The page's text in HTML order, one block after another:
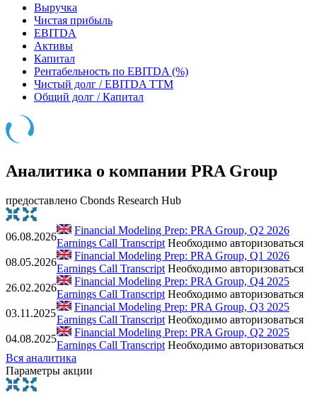
Выручка
Чистая прибыль
EBITDA
Активы
Капитал
Рентабельность по EBITDA (%)
Чистый долг / EBITDA TTM
Общий долг / Капитал
Аналитика о компании PRA Group
предоставлено Cbonds Research Hub
06.08.2026
Financial Modeling Prep: PRA Group, Q2 2026
Earnings Call Transcript Необходимо авторизоваться
08.05.2026
Financial Modeling Prep: PRA Group, Q1 2026
Earnings Call Transcript Необходимо авторизоваться
26.02.2026
Financial Modeling Prep: PRA Group, Q4 2025
Earnings Call Transcript Необходимо авторизоваться
03.11.2025
Financial Modeling Prep: PRA Group, Q3 2025
Earnings Call Transcript Необходимо авторизоваться
04.08.2025
Financial Modeling Prep: PRA Group, Q2 2025
Earnings Call Transcript Необходимо авторизоваться
Вся аналитика
Параметры акции